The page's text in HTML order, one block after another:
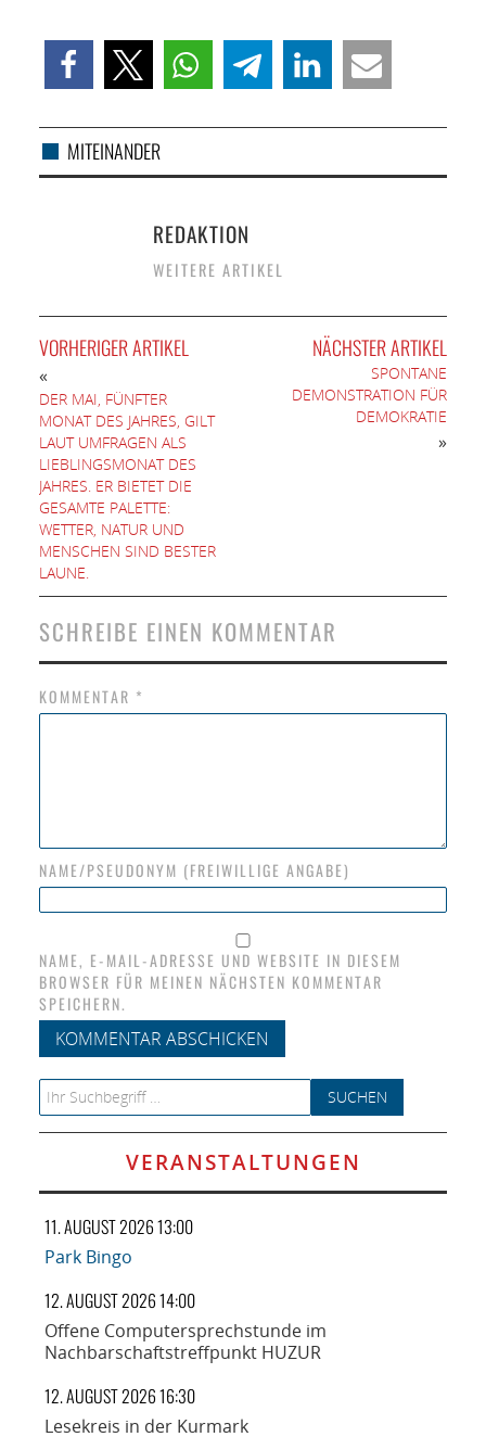
MITEINANDER
REDAKTION
WEITERE ARTIKEL
VORHERIGER ARTIKEL
«
DER MAI, FÜNFTER
MONAT DES JAHRES, GILT
LAUT UMFRAGEN ALS
LIEBLINGSMONAT DES
JAHRES. ER BIETET DIE
GESAMTE PALETTE:
WETTER, NATUR UND
MENSCHEN SIND BESTER
LAUNE.
NÄCHSTER ARTIKEL
SPONTANE
DEMONSTRATION FÜR
DEMOKRATIE
»
SCHREIBE EINEN KOMMENTAR
KOMMENTAR *
NAME/PSEUDONYM (FREIWILLIGE ANGABE)
NAME, E-MAIL-ADRESSE UND WEBSITE IN DIESEM
BROWSER FÜR MEINEN NÄCHSTEN KOMMENTAR
SPEICHERN.
Search for:
VERANSTALTUNGEN
11. AUGUST 2026 13:00
Park Bingo
12. AUGUST 2026 14:00
Offene Computersprechstunde im
Nachbarschaftstreffpunkt HUZUR
12. AUGUST 2026 16:30
Lesekreis in der Kurmark